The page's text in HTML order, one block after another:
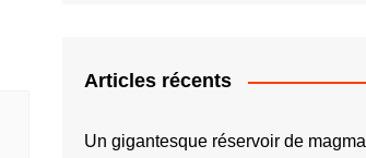
Articles récents
Un gigantesque réservoir de magma